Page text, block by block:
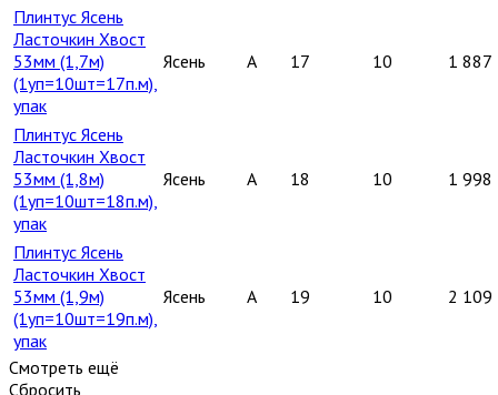
Плинтус Ясень
Ласточкин Хвост
53мм (1,7м)
(1уп=10шт=17п.м),
упак
Ясень A 17 10 1 887
Плинтус Ясень
Ласточкин Хвост
53мм (1,8м)
(1уп=10шт=18п.м),
упак
Ясень A 18 10 1 998
Плинтус Ясень
Ласточкин Хвост
53мм (1,9м)
(1уп=10шт=19п.м),
упак
Ясень A 19 10 2 109
Смотреть ещё
Сбросить